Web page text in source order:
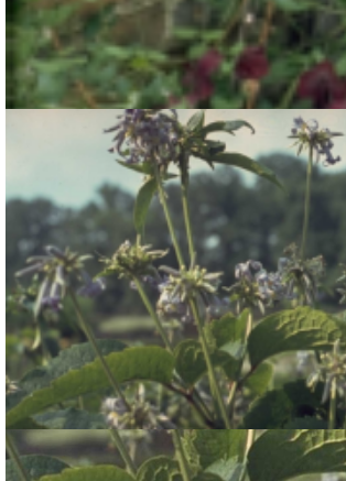
Clematis
Clematis 'Royal Velours'